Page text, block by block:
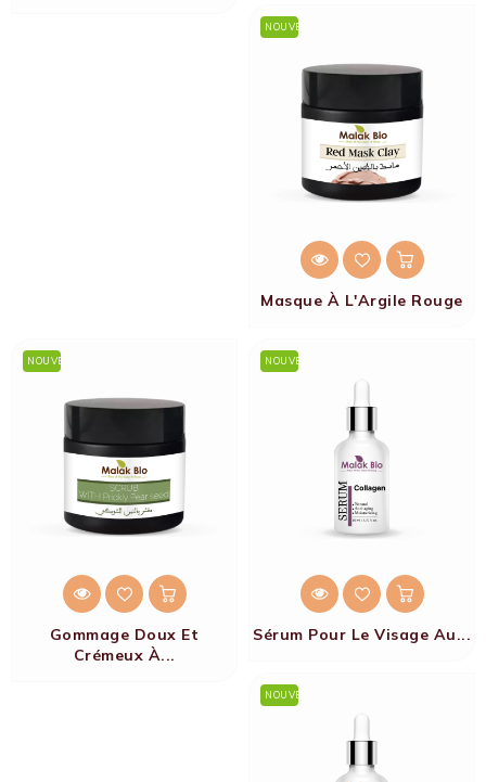
NOUVEAU
Masque À L'Argile Rouge
NOUVEAU
Gommage Doux Et
Crémeux À...
NOUVEAU
Sérum Pour Le Visage Au...
NOUVEAU